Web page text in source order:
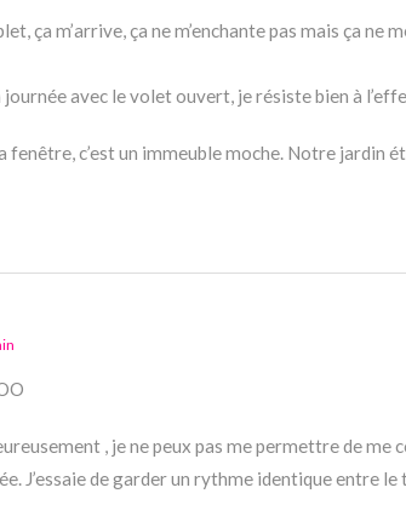
ça m’arrive, ça ne m’enchante pas mais ça ne
avec le volet ouvert, je résiste bien à
fenêtre, c’est un immeuble moche. Notre jardin
, je ne peux pas me permettre de me
J’essaie de garder un rythme identique entre